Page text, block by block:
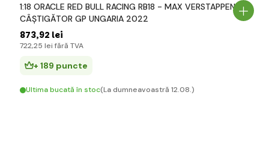
1:18 ORACLE RED BULL RACING RB18 - MAX VERSTAPPEN -
CÂȘTIGĂTOR GP UNGARIA 2022
873,92 lei
722,25 lei fără TVA
+ 189 puncte
Ultima bucată în stoc(La dumneavoastră 12.08.)